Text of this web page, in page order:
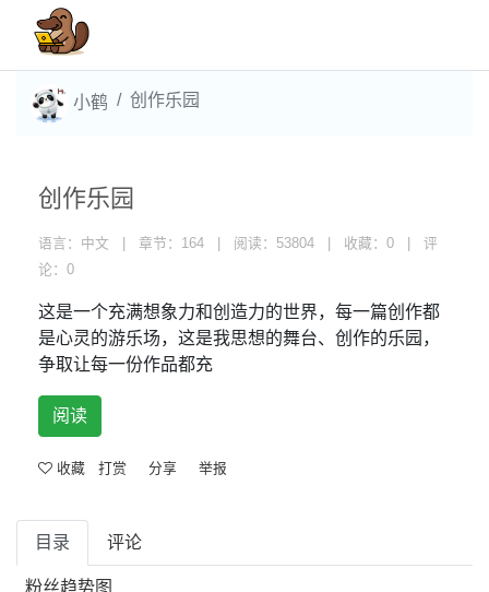
小鹤 创作乐园
创作乐园
语言：中文 | 章节：164 | 阅读：53804 | 收藏：0 | 评
论：0
这是一个充满想象力和创造力的世界，每一篇创作都
是心灵的游乐场，这是我思想的舞台、创作的乐园，
争取让每一份作品都充
阅读
收藏 打赏 分享 举报
目录 评论
粉丝趋势图